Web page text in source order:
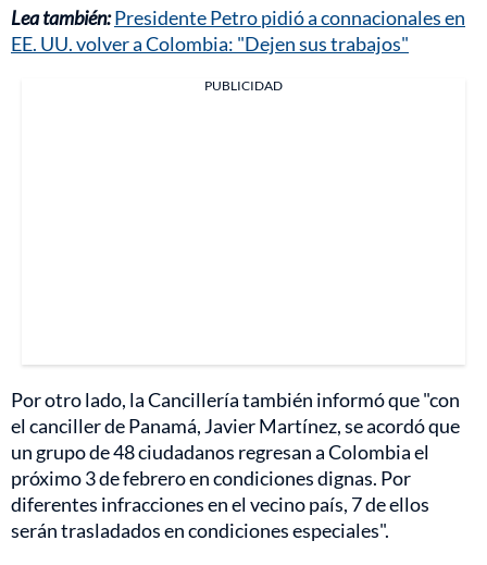
Lea también:Presidente Petro pidió a connacionales en
EE. UU. volver a Colombia: "Dejen sus trabajos"
PUBLICIDAD
Por otro lado, la Cancillería también informó que "con
el canciller de Panamá, Javier Martínez, se acordó que
un grupo de 48 ciudadanos regresan a Colombia el
próximo 3 de febrero en condiciones dignas. Por
diferentes infracciones en el vecino país, 7 de ellos
serán trasladados en condiciones especiales".